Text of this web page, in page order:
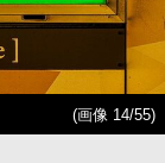
(画像 14/55)